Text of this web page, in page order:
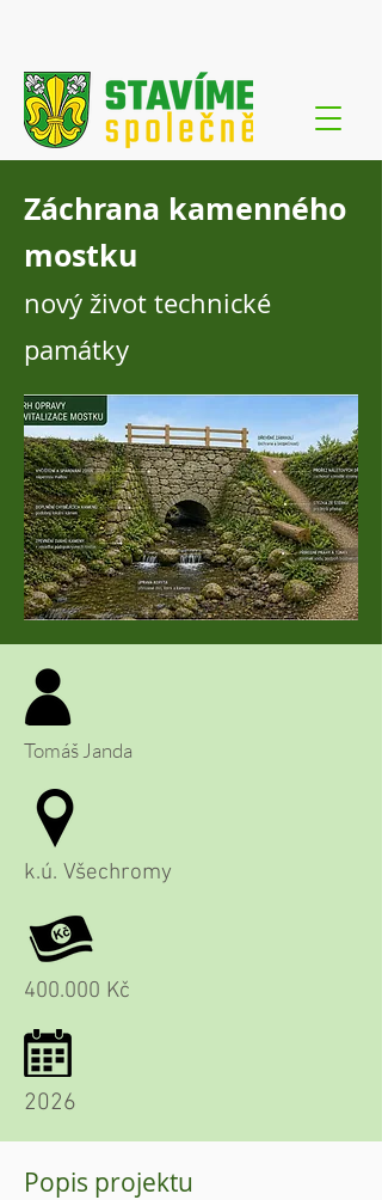
Záchrana kamenného
mostku
nový život technické
památky
Tomáš Janda
k.ú. Všechromy
400.000 Kč
2026
Popis projektu